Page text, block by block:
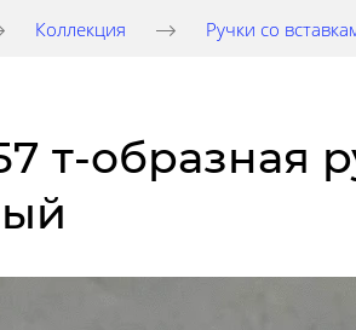
Коллекция Ручки со
т-образная